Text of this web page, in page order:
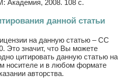
Академия, 2008. 108 с.
данной статьи
на данную статью – CC
Это значит, что Вы можете
цитировать данную статью на
носителе и в любом формате
авторства.